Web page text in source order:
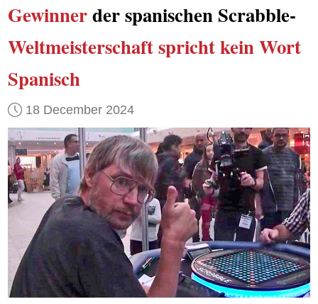
Gewinnerder spanischen Scrabble-
Weltmeisterschaftspricht kein Wort
Spanisch
18 December 2024